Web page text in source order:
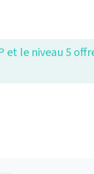
et le niveau 5